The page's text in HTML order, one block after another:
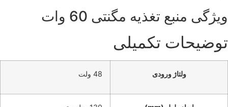
ویژگی‌ منبع تغذیه مگنتی 60 وات
توضیحات تکمیلی
ولتاژ ورودی 48 ولت